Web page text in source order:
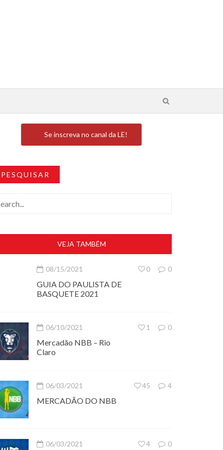
Se inscreva no canal da LE!
PESQUISAR
VEJA TAMBÉM
08/15/2021 0
0
GUIA DO PAULISTA DE
BASQUETE 2021
06/10/2021 0
1
Mercadão NBB – Rio
Claro
06/03/2021 4
45
MERCADÃO DO NBB
06/03/2021 0
4